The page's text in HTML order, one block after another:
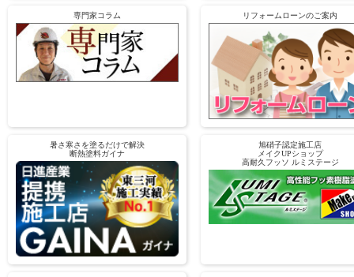
専門家コラム リフォームローンのご案内
暑さ寒さを塗るだけで解決
断熱塗料ガイナ
旭硝子認定施工店
メイクUPショップ
高耐久フッソ ルミステージ